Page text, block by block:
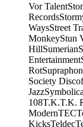
Vor Talent
Records
WaysStreet
MonkeyStun
HillSumerian
Entertainment
RotSupraphon
Society
JazzSymbolica
108T.K.T.K.
ModernTEC
KicksTeldec